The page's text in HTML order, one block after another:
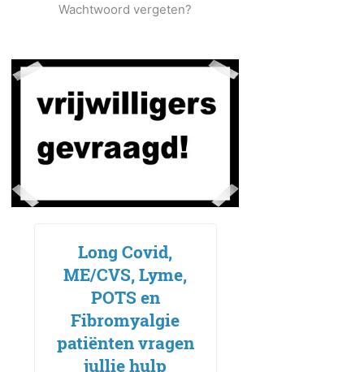
Wachtwoord vergeten?
Long Covid,
ME/CVS, Lyme,
POTS en
Fibromyalgie
patiënten vragen
jullie hulp